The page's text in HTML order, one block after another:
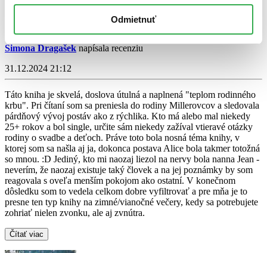
Odmietnuť
12,40 €
Simona Dragašek napísala recenziu
31.12.2024 21:12
Táto kniha je skvelá, doslova útulná a naplnená "teplom rodinného
krbu". Pri čítaní som sa preniesla do rodiny Millerovcov a sledovala
párdňový vývoj postáv ako z rýchlika. Kto má alebo mal niekedy
25+ rokov a bol single, určite sám niekedy zažíval vtieravé otázky
rodiny o svadbe a deťoch. Práve toto bola nosná téma knihy, v
ktorej som sa našla aj ja, dokonca postava Alice bola takmer totožná
so mnou. :D Jediný, kto mi naozaj liezol na nervy bola nanna Jean -
neverím, že naozaj existuje taký človek a na jej poznámky by som
reagovala s oveľa menším pokojom ako ostatní. V konečnom
dôsledku som to vedela celkom dobre vyfiltrovať a pre mňa je to
presne ten typ knihy na zimné/vianočné večery, kedy sa potrebujete
zohriať nielen zvonku, ale aj zvnútra.
Čítať viac